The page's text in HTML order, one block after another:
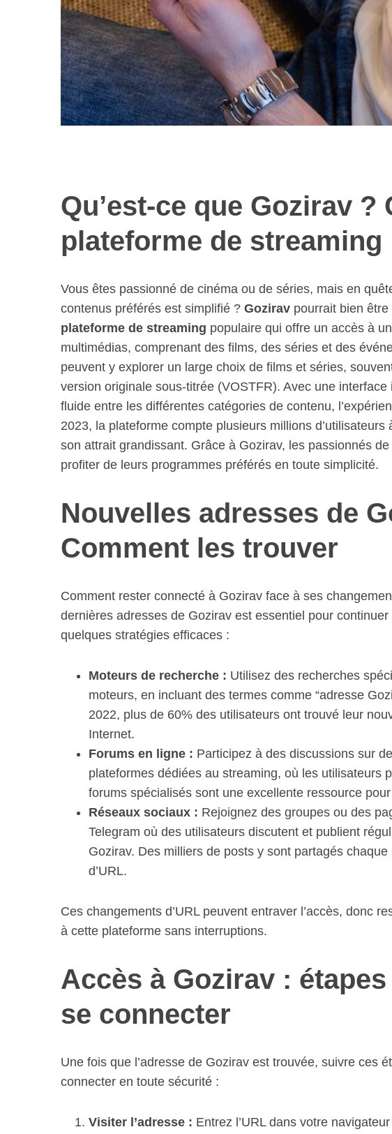
Qu’est-ce que Gozirav
plateforme de streaming
Vous êtes passionné de cinéma ou de séries, mais en
contenus préférés est simplifié ? Gozirav pourrait bien
plateforme de streaming populaire qui offre un accès à
multimédias, comprenant des films, des séries et des
peuvent y explorer un large choix de films et séries,
version originale sous-titrée (VOSTFR). Avec une
fluide entre les différentes catégories de contenu,
2023, la plateforme compte plusieurs millions
son attrait grandissant. Grâce à Gozirav, les passionnés
profiter de leurs programmes préférés en toute simplicité.
Nouvelles adresses de
Comment les trouver
Comment rester connecté à Gozirav face à ses
dernières adresses de Gozirav est essentiel pour
quelques stratégies efficaces :
Moteurs de recherche : Utilisez des recherches
moteurs, en incluant des termes comme “adresse
2022, plus de 60% des utilisateurs ont trouvé leur
Internet.
Forums en ligne : Participez à des discussions sur
plateformes dédiées au streaming, où les utilisateurs
forums spécialisés sont une excellente ressource
Réseaux sociaux : Rejoignez des groupes ou des
Telegram où des utilisateurs discutent et publient
Gozirav. Des milliers de posts y sont partagés
d’URL.
Ces changements d’URL peuvent entraver l’accès, donc
à cette plateforme sans interruptions.
Accès à Gozirav :
se connecter
Une fois que l’adresse de Gozirav est trouvée, suivre ces
connecter en toute sécurité :
Visiter l’adresse : Entrez l’URL dans votre
S
e
c
h
f
: